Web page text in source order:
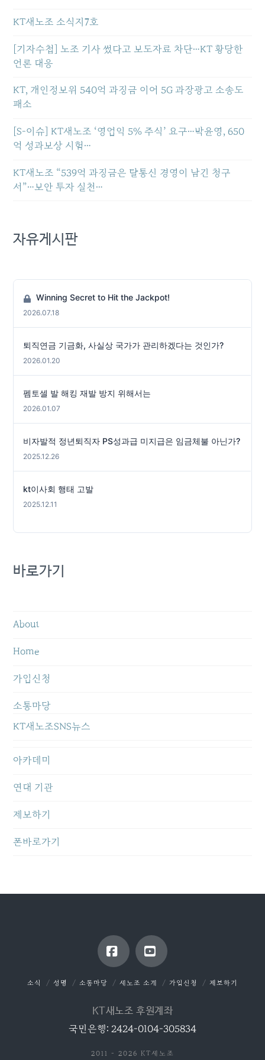
KT새노조 소식지7호
[기자수첩] 노조 기사 썼다고 보도자료 차단…KT 황당한
언론 대응
KT, 개인정보위 540억 과징금 이어 5G 과장광고 소송도
패소
[S-이슈] KT새노조 ‘영업익 5% 주식’ 요구…박윤영, 650
억 성과보상 시험…
KT새노조 “539억 과징금은 탈통신 경영이 남긴 청구
서”…보안 투자 실천…
자유게시판
Winning Secret to Hit the Jackpot!
2026.07.18
퇴직연금 기금화, 사실상 국가가 관리하겠다는 것인가?
2026.01.20
펨토셀 발 해킹 재발 방지 위해서는
2026.01.07
비자발적 정년퇴직자 PS성과급 미지급은 임금체불 아닌가?
2025.12.26
kt이사회 행태 고발
2025.12.11
바로가기
About
Home
가입신청
소통마당
KT새노조SNS뉴스
아카데미
연대 기관
제보하기
폰바로가기
FacebookYouTube
소식 성명 소통마당 새노조 소개 가입신청 제보하기
KT새노조 후원계좌
국민은행: 2424-0104-305834
2011 - 2026 KT새노조